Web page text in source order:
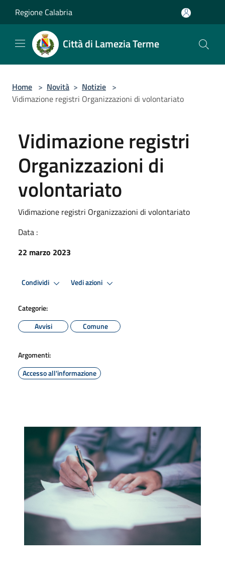
Regione Calabria
Città di Lamezia Terme
Home > Novità > Notizie >
Vidimazione registri Organizzazioni di volontariato
Vidimazione registri
Organizzazioni di
volontariato
Vidimazione registri Organizzazioni di volontariato
Data :
22 marzo 2023
Condividi Vedi azioni
Categorie:
Avvisi
Comune
Argomenti:
Accesso all'informazione